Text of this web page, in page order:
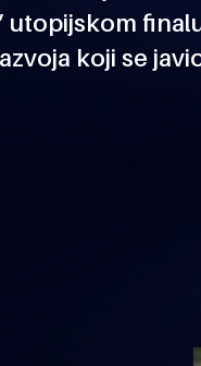
utopijskom
koji se